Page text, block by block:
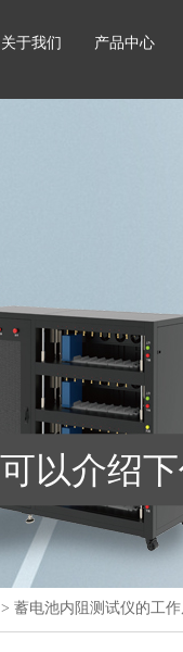
关于我们 产品中心
> 蓄电池内阻测试仪的工